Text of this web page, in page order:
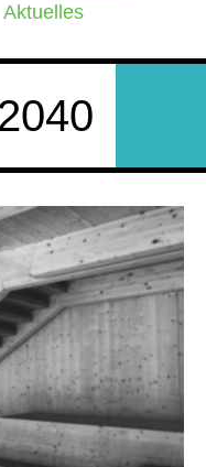
Aktuelles